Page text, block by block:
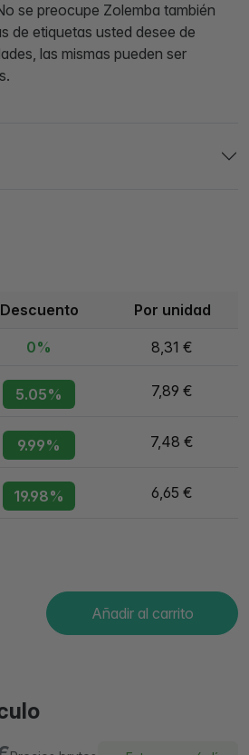
Descuento Por unidad
0% 8,31 €
5.05% 7,89 €
9.99% 7,48 €
19.98% 6,65 €
Añadir al carrito
se preocupe Zolemba también
de etiquetas usted desee de
las mismas pueden ser